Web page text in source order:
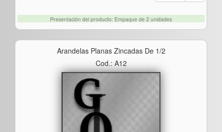
Presentación del producto: Empaque de 2 unidades
Arandelas Planas Zincadas De 1/2
Cod.: A12